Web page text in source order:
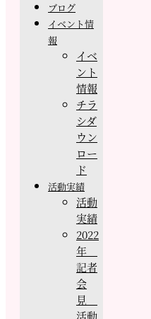
ブログ
イベント情
報
イベ
ント
情報
チラ
シダ
ウン
ロー
ド
活動実績
活動
実績
2022
年
記者
会
見